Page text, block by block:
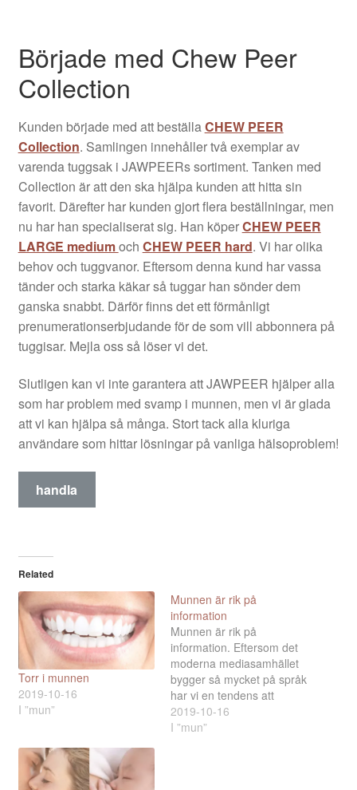
Började med Chew Peer
Collection
Kunden började med att beställaCHEW PEER
Collection. Samlingen innehåller två exemplar av
varenda tuggsak i JAWPEERs sortiment. Tanken med
Collection är att den ska hjälpa kunden att hitta sin
favorit. Därefter har kunden gjort flera beställningar, men
nu har han specialiserat sig. Han köperCHEW PEER
LARGE mediumoch CHEW PEER hard. Vi har olika
behov och tuggvanor. Eftersom denna kund har vassa
tänder och starka käkar så tuggar han sönder dem
ganska snabbt. Därför finns det ett förmånligt
prenumerationserbjudande för de som vill abbonnera på
tuggisar. Mejla oss så löser vi det.
Slutligen kan vi inte garantera att JAWPEER hjälper alla
som har problem med svamp i munnen, men vi är glada
att vi kan hjälpa så många. Stort tack alla kluriga
användare som hittar lösningar på vanliga hälsoproblem!
handla
Related
Torr i munnen
2019-10-16
I ”mun”
Munnen är rik på
information
Munnen är rik på
information. Eftersom det
moderna mediasamhället
bygger så mycket på språk
har vi en tendens att
glömma bort munkänslan.
Istället har synen och
2019-10-16
I ”mun”